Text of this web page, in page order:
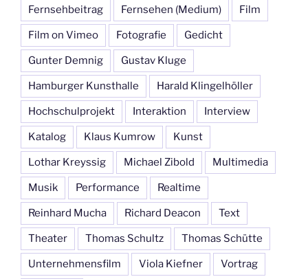
Fernsehbeitrag Fernsehen (Medium) Film
Film on Vimeo Fotografie Gedicht
Gunter Demnig Gustav Kluge
Hamburger Kunsthalle Harald Klingelhöller
Hochschulprojekt Interaktion Interview
Katalog Klaus Kumrow Kunst
Lothar Kreyssig Michael Zibold Multimedia
Musik Performance Realtime
Reinhard Mucha Richard Deacon Text
Theater Thomas Schultz Thomas Schütte
Unternehmensfilm Viola Kiefner Vortrag